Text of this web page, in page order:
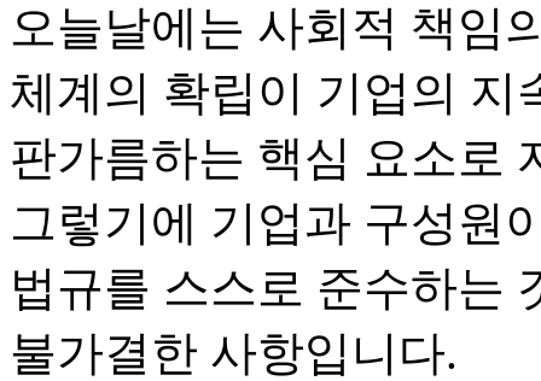
오늘날에는 사회적 책임
체계의 확립이 기업의 지
판가름하는 핵심 요소로
그렇기에 기업과 구성원
법규를 스스로 준수하는
불가결한 사항입니다.